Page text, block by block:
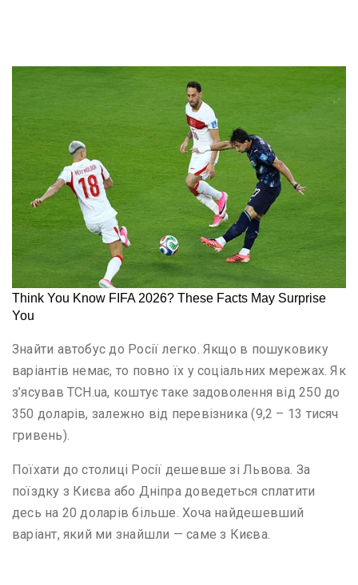
Знайти автобус до Росії легко. Якщо в пошуковику
варіантів немає, то повно їх у соціальних мережах. Як
з’ясував ТСН.ua, коштує таке задоволення від 250 до
350 доларів, залежно від перевізника (9,2 – 13 тисяч
гривень).
Поїхати до столиці Росії дешевше зі Львова. За
поїздку з Києва або Дніпра доведеться сплатити
десь на 20 доларів більше. Хоча найдешевший
варіант, який ми знайшли — саме з Києва.